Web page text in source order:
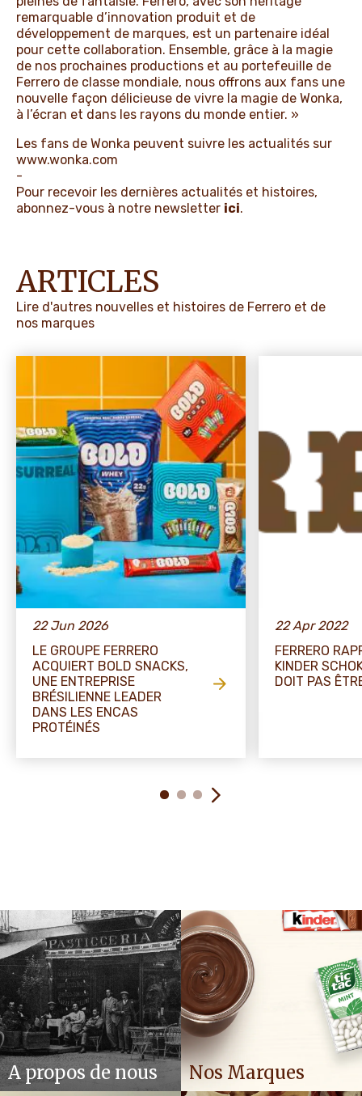
remarquable d’innovation produit et de
développement de marques, est un partenaire idéal
pour cette collaboration. Ensemble, grâce à la magie
de nos prochaines productions et au portefeuille de
Ferrero de classe mondiale, nous offrons aux fans une
nouvelle façon délicieuse de vivre la magie de Wonka,
à l’écran et dans les rayons du monde entier. »
Les fans de Wonka peuvent suivre les actualités sur
www.wonka.com
-
Pour recevoir les dernières actualités et histoires,
abonnez-vous à notre newsletter ici.
ARTICLES
Lire d'autres nouvelles et histoires de Ferrero et de
nos marques
22 Jun 2026
LE GROUPE FERRERO
ACQUIERT BOLD SNACKS,
UNE ENTREPRISE
BRÉSILIENNE LEADER
DANS LES ENCAS
PROTÉINÉS
22 Apr 2022
FERRERO
KINDER
DOIT PAS
A propos de nous Nos Marques